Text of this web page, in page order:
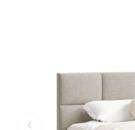
Passwort vergessen?
Oder anmelden mit: